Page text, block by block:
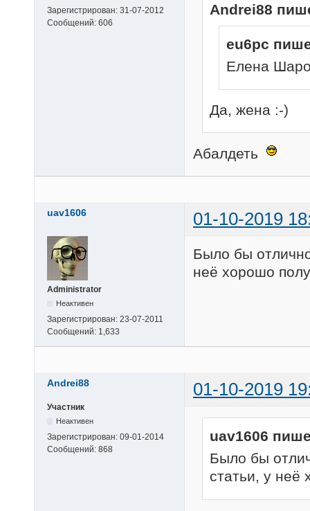
Зарегистрирован: 31-07-2012
Сообщений: 606
Andrei88
eu6pc
Елена
Да, жена :-)
Абалдеть
uav1606 01-10-2019
Administrator
Неактивен
Зарегистрирован: 23-07-2011
Сообщений: 1,633
Было бы
неё хорошо
Andrei88 01-10-2019
Участник
Неактивен
Зарегистрирован: 09-01-2014
Сообщений: 868
uav1606
Было бы
статьи, у неё